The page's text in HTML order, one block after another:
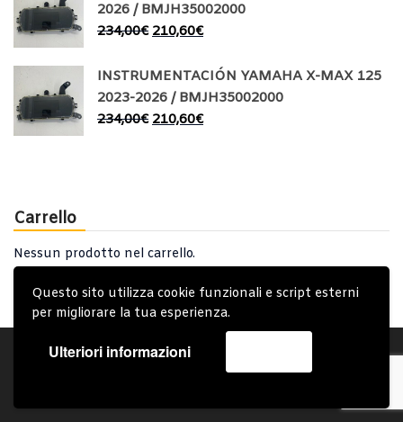
Questo sito utilizza cookie funzionali e script esterni
per migliorare la tua esperienza.
Ulteriori informazioni
2026 / BMJH35002000
234,00€ 210,60€
INSTRUMENTACIÓN YAMAHA X-MAX 125
2023-2026 / BMJH35002000
234,00€ 210,60€
Carrello
Nessun prodotto nel carrello.
Account Condizioni Generali
Spedizione e Consegna